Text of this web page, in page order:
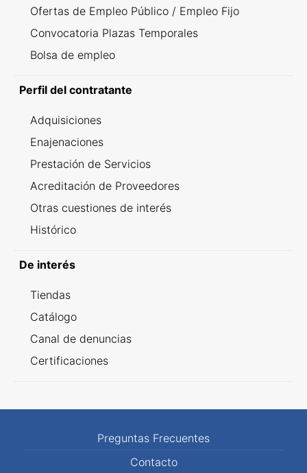
Ofertas de Empleo Público / Empleo Fijo
Convocatoria Plazas Temporales
Bolsa de empleo
Perfil del contratante
Adquisiciones
Enajenaciones
Prestación de Servicios
Acreditación de Proveedores
Otras cuestiones de interés
Histórico
De interés
Tiendas
Catálogo
Canal de denuncias
Certificaciones
Preguntas Frecuentes
Contacto